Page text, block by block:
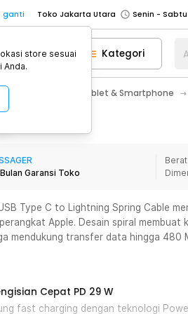
ganti Toko Jakarta Utara
Toko Tangerang
Toko Cikupa
Pick n Go Jakarta Barat
Senin -
Pick n Go Bekasi
Senin - Jumat
Senin - Jumat
Senin -
Senin -
Toko Tangerang
Toko Cikupa
Pick n Go Jakarta Barat
Senin -
Senin - Jumat
Pick n Go Depok
Kategori
Aksesoris Tablet & Smartphone
Garansi Toko
USB Type C to Lightning Spring Cable
Apple. Desain spiral membuat
mendukung transfer data hingga 480
Cepat PD 29 W
fast charging dengan teknologi
store sesuai
Anda.